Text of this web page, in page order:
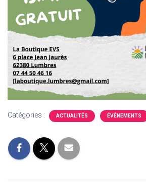
Catégories : ACTUALITÉS ÉVÉNEMENTS